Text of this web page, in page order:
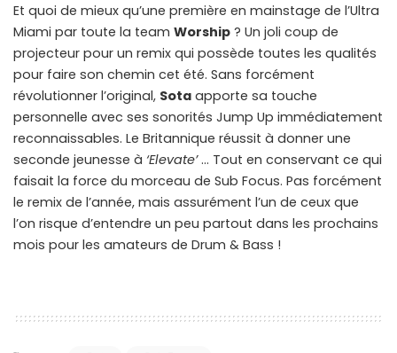
Et quoi de mieux qu’une première en mainstage de l’Ultra
Miami par toute la team Worship ? Un joli coup de
projecteur pour un remix qui possède toutes les qualités
pour faire son chemin cet été. Sans forcément
révolutionner l’original, Sota apporte sa touche
personnelle avec ses sonorités Jump Up immédiatement
reconnaissables. Le Britannique réussit à donner une
seconde jeunesse à ‘Elevate’… Tout en conservant ce qui
faisait la force du morceau de Sub Focus. Pas forcément
le remix de l’année, mais assurément l’un de ceux que
l’on risque d’entendre un peu partout dans les prochains
mois pour les amateurs de Drum & Bass !